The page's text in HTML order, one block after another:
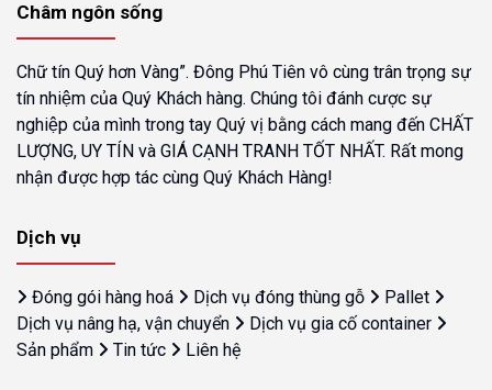
Châm ngôn sống
Chữ tín Quý hơn Vàng”. Đông Phú Tiên vô cùng trân trọng sự
tín nhiệm của Quý Khách hàng. Chúng tôi đánh cược sự
nghiệp của mình trong tay Quý vị bằng cách mang đến CHẤT
LƯỢNG, UY TÍN và GIÁ CẠNH TRANH TỐT NHẤT. Rất mong
nhận được hợp tác cùng Quý Khách Hàng!
Dịch vụ
Đóng gói hàng hoá Dịch vụ đóng thùng gỗ
Pallet
Dịch vụ nâng hạ, vận chuyển
Dịch vụ gia cố container
Sản phẩm
Tin tức Liên hệ